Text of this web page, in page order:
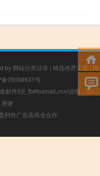
by 网站分类目录 | 精选推荐文章 | 网
备09098631号
邮件到f_fb#foxmail.com说明，我们
谢
利性广告及商业合作